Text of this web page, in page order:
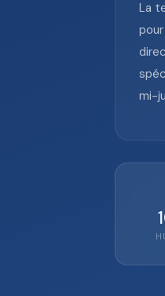
La
mi-